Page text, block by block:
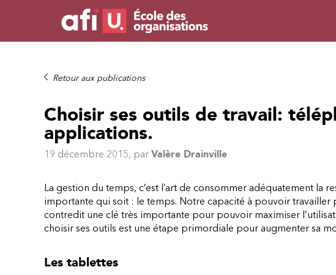
Retour aux publications
Choisir ses outils de travail:
applications.
19 décembre 2015, par Valère Drainville
La gestion du temps, c’est l’art de consommer adéquatement la
importante qui soit : le temps. Notre capacité à pouvoir travailler
contredit une clé très importante pour pouvoir maximiser
choisir ses outils est une étape primordiale pour augmenter sa
Les tablettes